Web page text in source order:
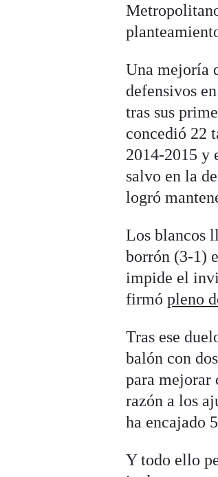
Una mejoría
defensivos
tras sus
concedió 22
2014-2015 y
salvo en la
logró
Los blancos
borrón (3-1)
impide el
firmópleno
Tras ese
balón con
para mejorar
razón a los
ha encajado
Y todo ello